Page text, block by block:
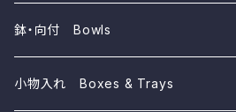
鉢・向付 Bowls
小物入れ Boxes & Trays